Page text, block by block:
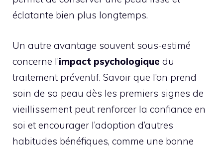
éclatante bien plus longtemps.
Un autre avantage souvent sous-estimé
concerne l’impact psychologique du
traitement préventif. Savoir que l’on prend
soin de sa peau dès les premiers signes de
vieillissement peut renforcer la confiance en
soi et encourager l’adoption d’autres
habitudes bénéfiques, comme une bonne